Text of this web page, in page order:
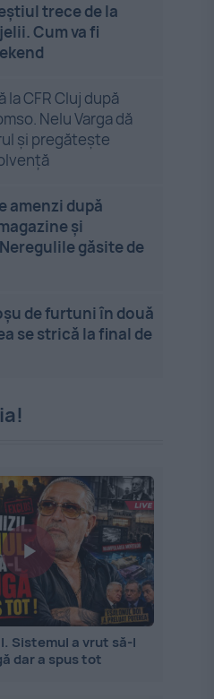
trece de la
Cum va fi
la CFR Cluj după
Nelu Varga dă
și pregătește
amenzi după
și
găsite de
de furtuni în două
se strică la final de
Sistemul a vrut să-l
dar a spus tot